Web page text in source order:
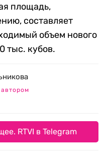
площадь,
составляет
объем нового
тыс. кубов.
RTVI в Telegram